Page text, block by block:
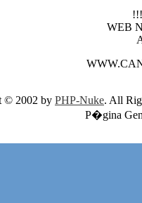
WEB
© 2002 by PHP-Nuke. All
P�gina